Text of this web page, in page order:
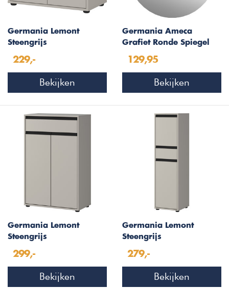
Germania Lemont
Steengrijs
cm
229,-
Bekijken
Germania Ameca
Grafiet Ronde Spiegel
129,95
Bekijken
Germania Lemont
Steengrijs
299,-
Bekijken
Germania Lemont
Steengrijs
H121 cm
279,-
Bekijken